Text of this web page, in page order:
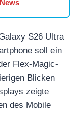
S26 Ultra
soll ein
Flex-Magic-
Blicken
zeigte
des Mobile